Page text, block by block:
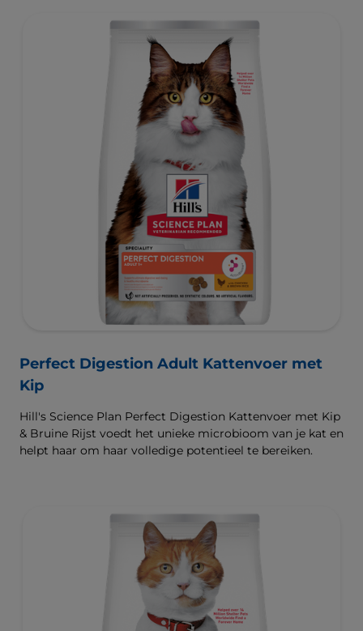
Perfect Digestion Adult Kattenvoer met
Kip
Hill's Science Plan Perfect Digestion Kattenvoer met Kip
& Bruine Rijst voedt het unieke microbioom van je kat en
helpt haar om haar volledige potentieel te bereiken.